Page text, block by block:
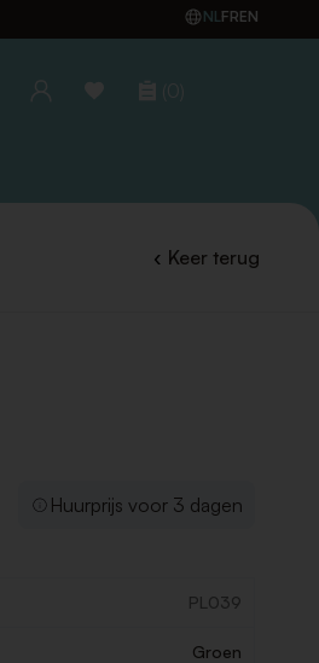
NLFREN
(0)
Keer terug
Huurprijs voor 3 dagen
PL039
Groen